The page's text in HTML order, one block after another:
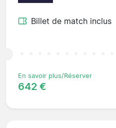
Billet de match inclus
En savoir plus/Réserver
642 €